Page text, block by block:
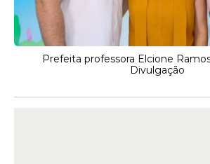
Prefeita professora Elcione
Divulgação